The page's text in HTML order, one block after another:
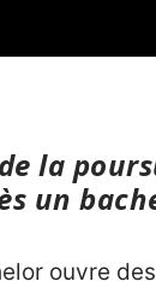
la
un
ouvre